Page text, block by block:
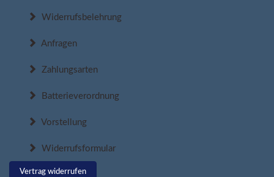
Widerrufsbelehrung
Anfragen
Zahlungsarten
Batterieverordnung
Vorstellung
Widerrufsformular
Vertrag widerrufen